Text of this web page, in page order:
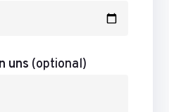
uns (optional)